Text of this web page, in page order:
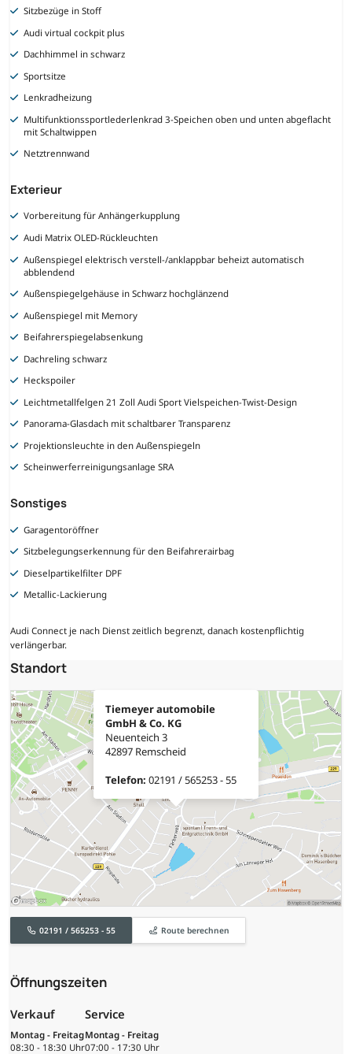
Sitzbezüge in Stoff
Audi virtual cockpit plus
Dachhimmel in schwarz
Sportsitze
Lenkradheizung
Multifunktionssportlederlenkrad 3-Speichen oben und unten abgeflacht
mit Schaltwippen
Netztrennwand
Exterieur
Vorbereitung für Anhängerkupplung
Audi Matrix OLED-Rückleuchten
Außenspiegel elektrisch verstell-/anklappbar beheizt automatisch
abblendend
Außenspiegelgehäuse in Schwarz hochglänzend
Außenspiegel mit Memory
Beifahrerspiegelabsenkung
Dachreling schwarz
Heckspoiler
Leichtmetallfelgen 21 Zoll Audi Sport Vielspeichen-Twist-Design
Panorama-Glasdach mit schaltbarer Transparenz
Projektionsleuchte in den Außenspiegeln
Scheinwerferreinigungsanlage SRA
Sonstiges
Garagentoröffner
Sitzbelegungserkennung für den Beifahrerairbag
Dieselpartikelfilter DPF
Metallic-Lackierung
Audi Connect je nach Dienst zeitlich begrenzt, danach kostenpflichtig
verlängerbar.
Standort
Tiemeyer automobile
GmbH & Co. KG
Neuenteich 3
42897 Remscheid
Telefon: 02191 / 565253 - 55
02191 / 565253 - 55 Route berechnen
Öffnungszeiten
Verkauf
Montag - Freitag
08:30 - 18:30 Uhr
Service
Montag - Freitag
07:00 - 17:30 Uhr